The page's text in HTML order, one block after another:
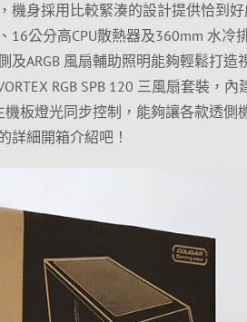
機身採用比較緊湊的設計提供恰到
16公分高CPU散熱器及360mm 水冷
ARGB 風扇輔助照明能夠輕鬆打造
RGB SPB 120 三風扇套裝，內
板燈光同步控制，能夠讓各款透側
詳細開箱介紹吧！